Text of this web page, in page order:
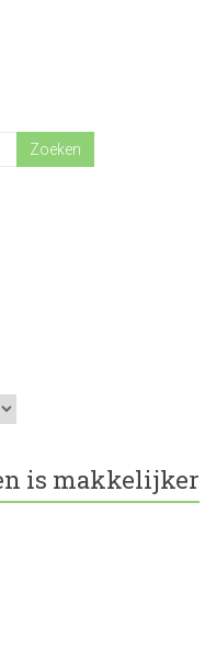
is makkelijker